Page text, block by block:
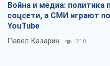
Война и медиа: политика
соцсети, а СМИ играют
YouTube
Павел Казарин 210